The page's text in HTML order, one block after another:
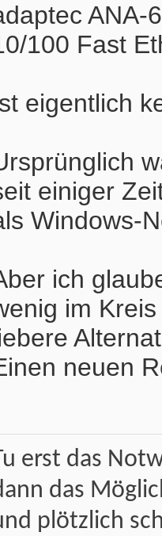
ANA-
100 Fast
eigentlich
einiger
Windows-
ich
im
neuen
erst das
das
plötzlich